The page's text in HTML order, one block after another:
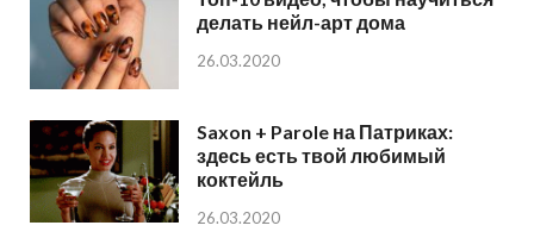
делать нейл-арт дома
26.03.2020
Saxon + Parole на Патриках:
здесь есть твой любимый
коктейль
26.03.2020